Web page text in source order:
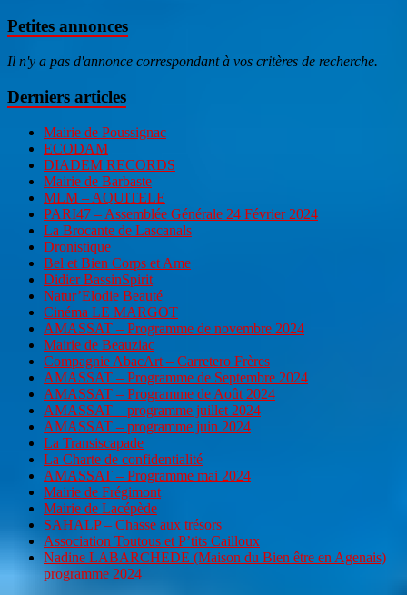
Petites annonces
Il n'y a pas d'annonce correspondant à vos critères de recherche.
Derniers articles
Mairie de Poussignac
ECODAM
DIADEM RECORDS
Mairie de Barbaste
MLM – AQUITELE
PARI47 – Assemblée Générale 24 Février 2024
La Brocante de Lascanals
Dronistique
Bel et Bien Corps et Ame
Didier BassinSpirit
Natur’Elodie Beauté
Cinéma LE MARGOT
AMASSAT – Programme de novembre 2024
Mairie de Beauziac
Compagnie AbacArt – Carretero Frères
AMASSAT – Programme de Septembre 2024
AMASSAT – Programme de Août 2024
AMASSAT – programme juillet 2024
AMASSAT – programme juin 2024
La Transiscapade
La Charte de confidentialité
AMASSAT – Programme mai 2024
Mairie de Frégimont
Mairie de Lacépède
SAHALP – Chasse aux trésors
Association Toutous et P’tits Cailloux
Nadine LABARCHEDE (Maison du Bien être en Agenais)
programme 2024